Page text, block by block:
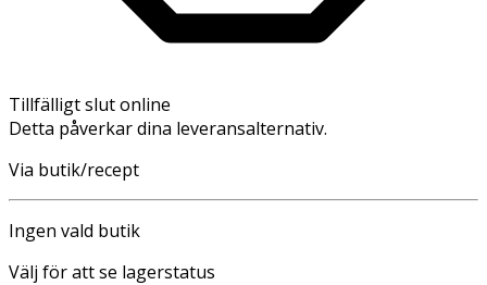
Tillfälligt slut online
Detta påverkar dina leveransalternativ.
Via butik/recept
Ingen vald butik
Välj för att se lagerstatus